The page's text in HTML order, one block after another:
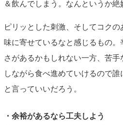
＆飲んでしまう。なんというか
ピリッとした刺激、そしてコク
味に寄せているなと感じるもの
さがあるかもしれない一方、苦
しながら食べ進めていけるので
と言っていいだろう。
・余裕があるなら工夫しよう